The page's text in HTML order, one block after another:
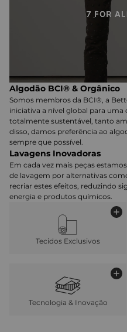
Algodão BCI® & Orgânico
Somos membros da BCI®, a
iniciativa a nível global para
totalmente sustentável, tanto
disso, damos preferência ao
sempre que possível.
Lavagens Inovadoras
Em cada vez mais peças
de lavagem por alternativas
recriar estes efeitos, reduzindo
energia e produtos químicos.
Tecidos Exclusivos
Tecnologia & Inovação